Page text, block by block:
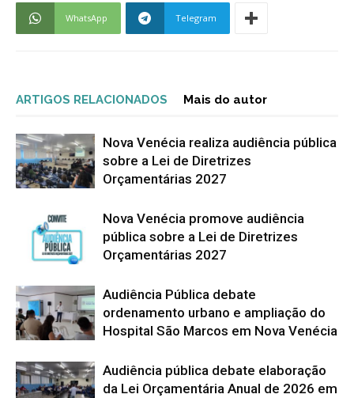
WhatsApp Telegram
ARTIGOS RELACIONADOS Mais do autor
Nova Venécia realiza audiência pública
sobre a Lei de Diretrizes
Orçamentárias 2027
Nova Venécia promove audiência
pública sobre a Lei de Diretrizes
Orçamentárias 2027
Audiência Pública debate
ordenamento urbano e ampliação do
Hospital São Marcos em Nova Venécia
Audiência pública debate elaboração
da Lei Orçamentária Anual de 2026 em